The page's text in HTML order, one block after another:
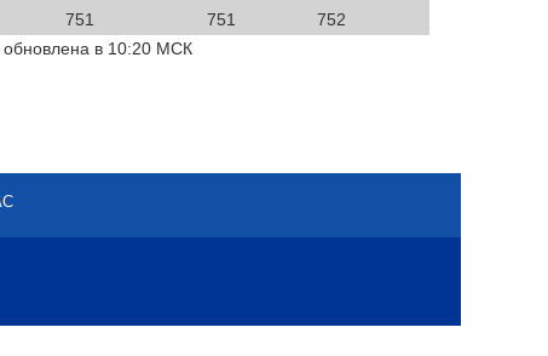
751 751
752
в 10:20 МСК